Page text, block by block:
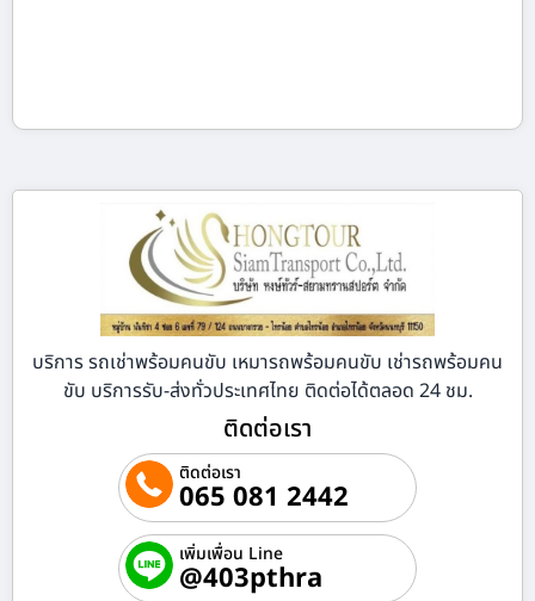
บริการ รถเช่าพร้อมคนขับ เหมารถพร้อมคนขับ เช่ารถพร้อมคน
ขับ บริการรับ-ส่งทั่วประเทศไทย ติดต่อได้ตลอด 24 ชม.
ติดต่อเรา
ติดต่อเรา
065 081 2442
เพิ่มเพื่อน Line
@403pthra